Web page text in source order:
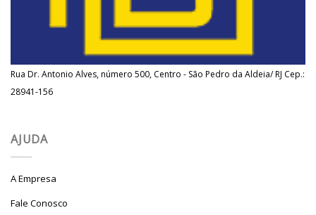
Rua Dr. Antonio Alves, número 500, Centro - São Pedro da Aldeia/ RJ Cep.:
28941-156
AJUDA
A Empresa
Fale Conosco